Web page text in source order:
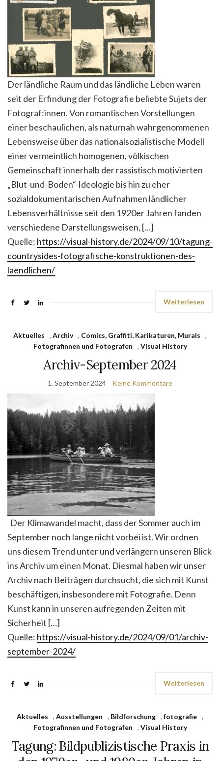
Der ländliche Raum und das ländliche Leben waren
seit der Erfindung der Fotografie beliebte Sujets der
Fotograf:innen. Von romantischen Vorstellungen
einer beschaulichen, als naturnah wahrgenommenen
Lebensweise über das nationalsozialistische Modell
einer vermeintlich homogenen, völkischen
Gemeinschaft innerhalb der rassistisch motivierten
„Blut-und-Boden“-Ideologie bis hin zu eher
sozialdokumentarischen Aufnahmen ländlicher
Lebensverhältnisse seit den 1920er Jahren fanden
verschiedene Darstellungsweisen, […]
Quelle: https://visual-history.de/2024/09/10/tagung-
countrysides-fotografische-konstruktionen-des-
laendlichen/
Weiterlesen
Aktuelles , Archiv , Comics, Graffiti, Karikaturen, Murals
,
Fotografinnen und Fotografen
, Visual History
Archiv-September 2024
1. September 2024 Keine Kommentare
Der Klimawandel macht, dass der Sommer auch im
September noch lange nicht vorbei ist. Wir ordnen
uns diesem Trend unter und verlängern unseren Blick
ins Archiv um einen Monat. Diesmal haben wir unser
Archiv nach Beiträgen durchsucht, die sich mit Kunst
beschäftigen, insbesondere mit Fotografie. Denn
Kunst kann in unseren aufregenden Zeiten mit
Sicherheit […]
Quelle: https://visual-history.de/2024/09/01/archiv-
september-2024/
Weiterlesen
Aktuelles , Ausstellungen , Bildforschung , fotografie ,
Fotografinnen und Fotografen
, Visual History
Tagung: Bildpublizistische Praxis in